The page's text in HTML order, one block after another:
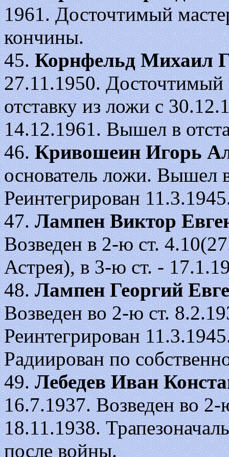
1961. Досточтимый
кончины.
45.Корнфельд Михаил
27.11.1950.
отставку из ложи с
14.12.1961. Вышел в
46.Кривошеин Игорь
основатель ложи. Вышел
Реинтегрирован
47.Лампен Виктор
Возведен в 2-ю ст.
Астрея), в 3-ю ст. -
48.Лампен Георгий
Возведен во 2-ю ст.
Реинтегрирован
Радиирован по
49.Лебедев Иван
16.7.1937. Возведен во
18.11.1938.
после войны.